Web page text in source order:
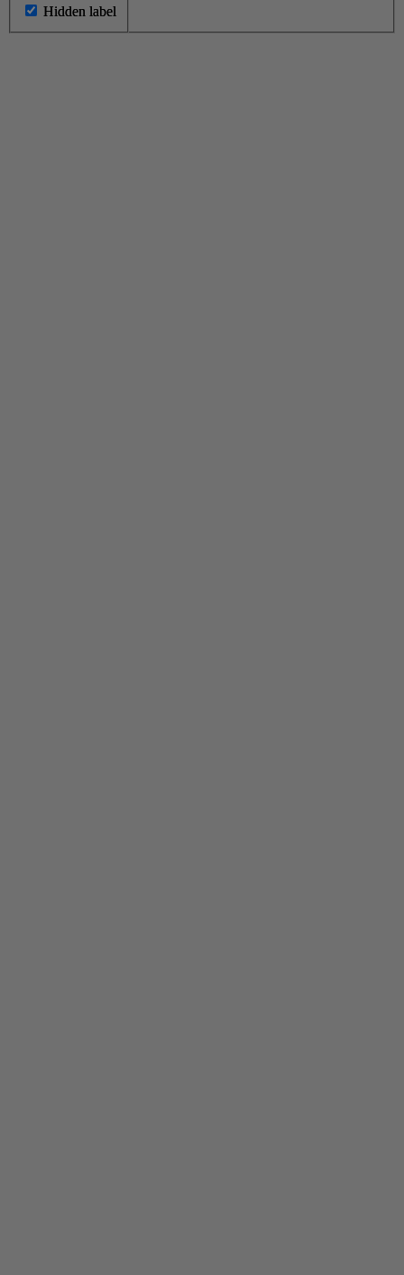
Hidden label
Hidden label